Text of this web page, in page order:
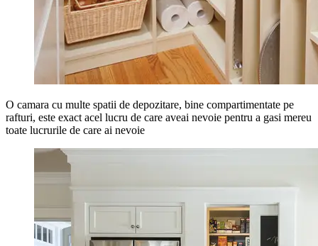
O camara cu multe spatii de depozitare, bine compartimentate pe
rafturi, este exact acel lucru de care aveai nevoie pentru a gasi mereu
toate lucrurile de care ai nevoie